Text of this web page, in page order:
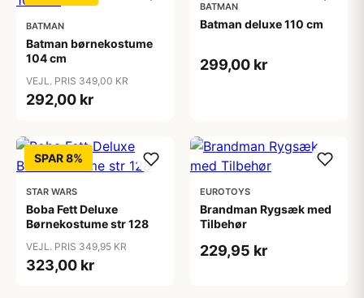
BATMAN
Batman børnekostume
104 cm
VEJL. PRIS 349,00 KR
292,00 kr
BATMAN
Batman deluxe 110 cm
299,00 kr
SPAR 8%
STAR WARS
Boba Fett Deluxe
Børnekostume str 128
VEJL. PRIS 349,95 KR
323,00 kr
EUROTOYS
Brandman Rygsæk med
Tilbehør
229,95 kr